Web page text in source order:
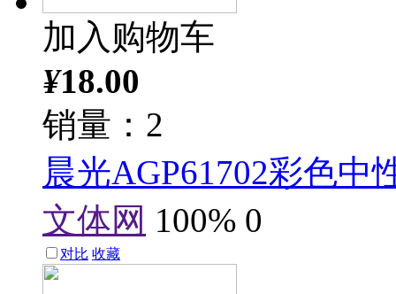
加入购物车
¥18.00
销量：2
晨光AGP61702彩色中
文体网 100% 0
对比 收藏